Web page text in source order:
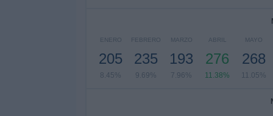
ENERO
205
8.45%
FEBRERO
235
9.69%
MARZO
193
7.96%
ABRIL
276
11.38%
MAYO
268
11.05%